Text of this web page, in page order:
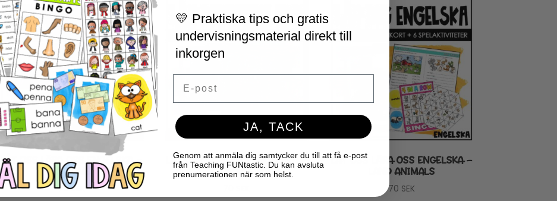
LÅT OSS LÄRA OSS ENGELSKA –
AT HOME
70SEK
LÅT OSS LÄRA OSS ENGELSKA –
SPORTS
LÅT OSS LÄRA OSS ENGELSKA –
LAND ANIMALS
70 SEK
💛 Praktiska tips och gratis
undervisningsmaterial direkt till
inkorgen
JA, TACK
Genom att anmäla dig samtycker du till att få e-post
från Teaching FUNtastic. Du kan avsluta
prenumerationen när som helst.